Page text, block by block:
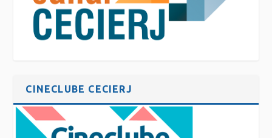
CINECLUBE CECIERJ